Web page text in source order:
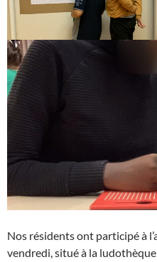
Nos résidents ont participé à
vendredi, situé à la